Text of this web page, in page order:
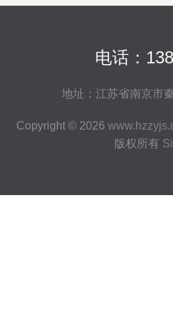
电话：
地址：江苏省南京市
Copyright © 2026
版权所有